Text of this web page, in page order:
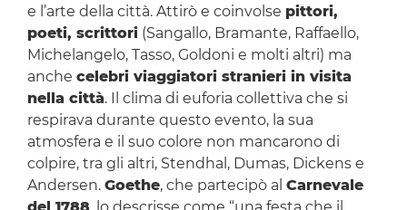
e l’arte della città. Attirò e coinvolse pittori,
poeti, scrittori(Sangallo, Bramante, Raffaello,
Michelangelo, Tasso, Goldoni e molti altri) ma
anche celebri viaggiatori stranieri in visita
nella città. Il clima di euforia collettiva che si
respirava durante questo evento, la sua
atmosfera e il suo colore non mancarono di
colpire, tra gli altri, Stendhal, Dumas, Dickens e
Andersen. Goethe, che partecipò al Carnevale